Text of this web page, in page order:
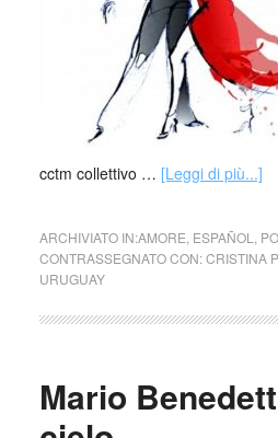
cctm collettivo … [Leggi di più...]
ARCHIVIATO IN:AMORE ESPAÑOL
CONTRASSEGNATO CON:CRISTINA
URUGUAY
Mario